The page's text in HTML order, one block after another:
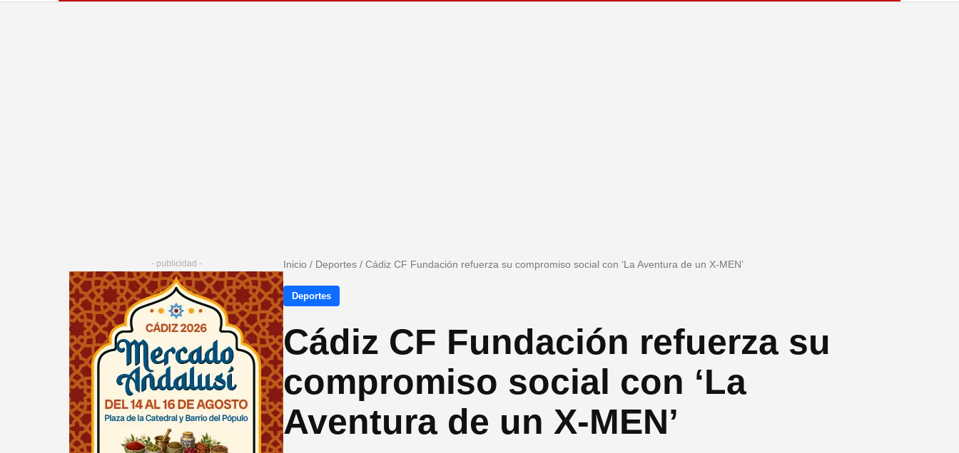
- publicidad - Inicio / Deportes / Cádiz CF Fundación refuerza su compromiso social con ‘La Aventura de un X-MEN’
Deportes
Cádiz CF Fundación refuerza su
compromiso social con ‘La
Aventura de un X-MEN’